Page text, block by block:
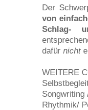
Der
von
Schlag-
dafür nicht
WEITERE
Songwriting
Rhythmik/